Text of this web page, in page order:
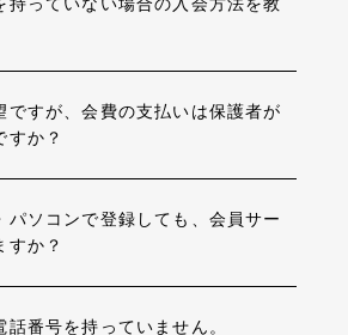
ですが、会費の支払いは保護者が
すか？
パソコンで登録しても、会員サー
すか？
番号を持っていません。